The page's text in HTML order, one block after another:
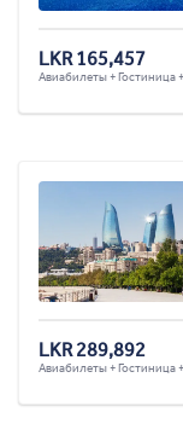
LKR 165,457
Авиабилеты + Гостиница
LKR 289,892
Авиабилеты + Гостиница